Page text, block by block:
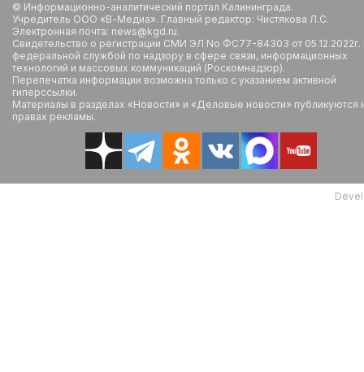
© Информационно-аналитический портал Калининграда.
Учредитель ООО «В-Медиа». Главный редактор: Чистякова Л.С.
Электронная почта: news@kgd.ru.
Свидетельство о регистрации СМИ ЭЛ No ФС77-84303 от
федеральной службой по надзору в сфере связи, информационных
технологий и массовых коммуникаций (Роскомнадзор).
Перепечатка информации возможна только с указанием активной
гиперссылки.
Материалы в разделах «Новости» и «Деловые новости» публикуются
правах рекламы.